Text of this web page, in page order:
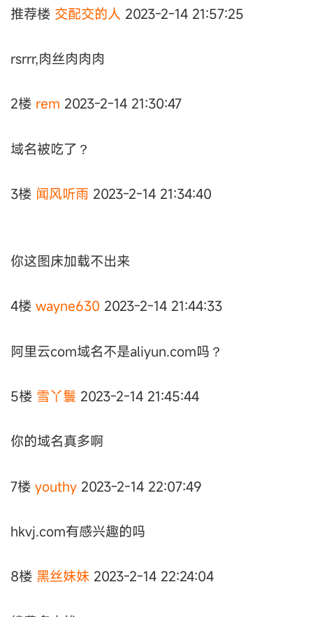
推荐楼 交配交的人 2023-2-14 21:57:25
rsrrr,肉丝肉肉肉
2楼 rem 2023-2-14 21:30:47
域名被吃了？
3楼 闻风听雨 2023-2-14 21:34:40
你这图床加载不出来
4楼 wayne630 2023-2-14 21:44:33
阿里云com域名不是aliyun.com吗？
5楼 雪丫鬟 2023-2-14 21:45:44
你的域名真多啊
7楼 youthy 2023-2-14 22:07:49
hkvj.com有感兴趣的吗
8楼 黑丝妹妹 2023-2-14 22:24:04